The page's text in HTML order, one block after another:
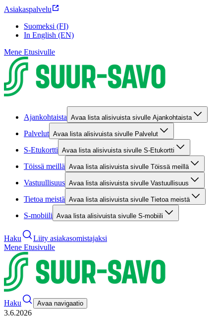
Asiakaspalvelu
Suomeksi (FI)
In English (EN)
Mene Etusivulle
Ajankohtaista Avaa lista alisivuista sivulle Ajankohtaista
Palvelut Avaa lista alisivuista sivulle Palvelut
S-Etukortti Avaa lista alisivuista sivulle S-Etukortti
Töissä meillä Avaa lista alisivuista sivulle Töissä meillä
Vastuullisuus Avaa lista alisivuista sivulle Vastuullisuus
Tietoa meistä Avaa lista alisivuista sivulle Tietoa meistä
S-mobiili Avaa lista alisivuista sivulle S-mobiili
Haku
Liity asiakasomistajaksi
Mene Etusivulle
Haku Avaa navigaatio
3.6.2026